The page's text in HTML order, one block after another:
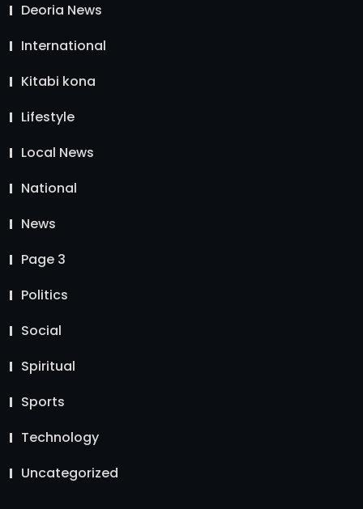
Deoria News
International
Kitabi kona
Lifestyle
Local News
National
News
Page 3
Politics
Social
Spiritual
Sports
Technology
Uncategorized